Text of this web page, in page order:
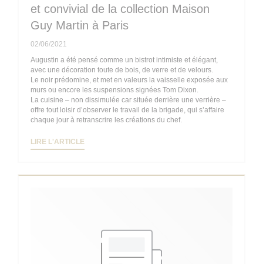
et convivial de la collection Maison
Guy Martin à Paris
02/06/2021
Augustin a été pensé comme un bistrot intimiste et élégant,
avec une décoration toute de bois, de verre et de velours.
Le noir prédomine, et met en valeurs la vaisselle exposée aux
murs ou encore les suspensions signées Tom Dixon.
La cuisine – non dissimulée car située derrière une verrière –
offre tout loisir d’observer le travail de la brigade, qui s’affaire
chaque jour à retranscrire les créations du chef.
LIRE L'ARTICLE